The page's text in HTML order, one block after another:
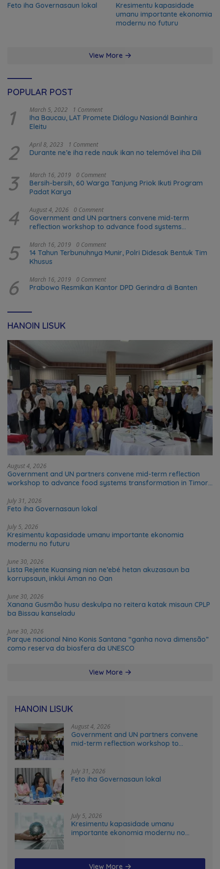
Feto iha Governasaun lokal
Kresimentu kapasidade
umanu importante ekonomia
modernu no futuru
View More
POPULAR POST
1 March 5, 2022 1 Comment
Iha Baucau, LAT Promete Diálogu Nasionál Bainhira
Eleitu
2 April 8, 2023 1 Comment
Durante ne’e iha rede nauk ikan no telemóvel iha Dili
3 March 16, 2019 0 Comment
Bersih-bersih, 60 Warga Tanjung Priok Ikuti Program
Padat Karya
4 August 4, 2026 0 Comment
Government and UN partners convene mid-term
reflection workshop to advance food systems
5 March 16, 2019 0 Comment
14 Tahun Terbunuhnya Munir, Polri Didesak Bentuk Tim
Khusus
6 March 16, 2019 0 Comment
Prabowo Resmikan Kantor DPD Gerindra di Banten
HANOIN LISUK
August 4, 2026
Government and UN partners convene mid-term reflection
workshop to advance food systems transformation in Timor-
July 31, 2026
Feto iha Governasaun lokal
July 5, 2026
Kresimentu kapasidade umanu importante ekonomia
modernu no futuru
June 30, 2026
Lista Rejente Kuansing nian ne’ebé hetan akuzasaun ba
korrupsaun, inklui Aman no Oan
June 30, 2026
Xanana Gusmão husu deskulpa no reitera katak misaun CPLP
ba Bissau kanseladu
June 30, 2026
Parque nacional Nino Konis Santana “ganha nova dimensão”
como reserva da biosfera da UNESCO
View More
HANOIN LISUK
August 4, 2026
Government and UN partners convene
mid-term reflection workshop to
July 31, 2026
Feto iha Governasaun lokal
July 5, 2026
Kresimentu kapasidade umanu
importante ekonomia modernu no
View More